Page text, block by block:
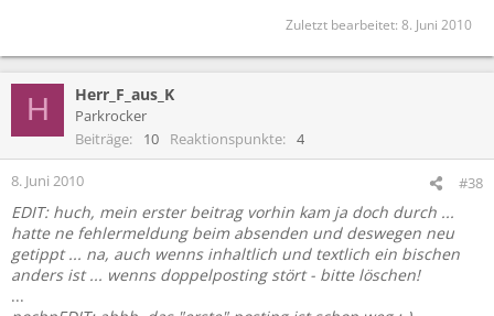
Zuletzt bearbeitet: 8. Juni 2010
H Herr_F_aus_K
Parkrocker
Beiträge
10 Reaktionspunkte 4
8. Juni 2010 #38
EDIT: huch, mein erster beitrag vorhin kam ja doch durch ...
hatte ne fehlermeldung beim absenden und deswegen neu
getippt ... na, auch wenns inhaltlich und textlich ein bischen
anders ist ... wenns doppelposting stört - bitte löschen!
...